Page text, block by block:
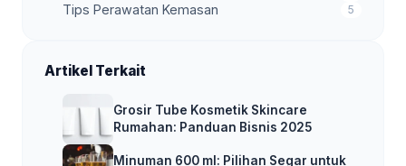
Tips Perawatan Kemasan 5
Artikel Terkait
Grosir Tube Kosmetik Skincare
Rumahan: Panduan Bisnis 2025
Minuman 600 ml: Pilihan Segar untuk